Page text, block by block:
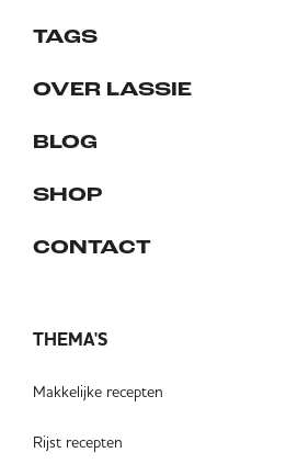
TAGS
OVER LASSIE
BLOG
SHOP
CONTACT
THEMA'S
Makkelijke recepten
Rijst recepten